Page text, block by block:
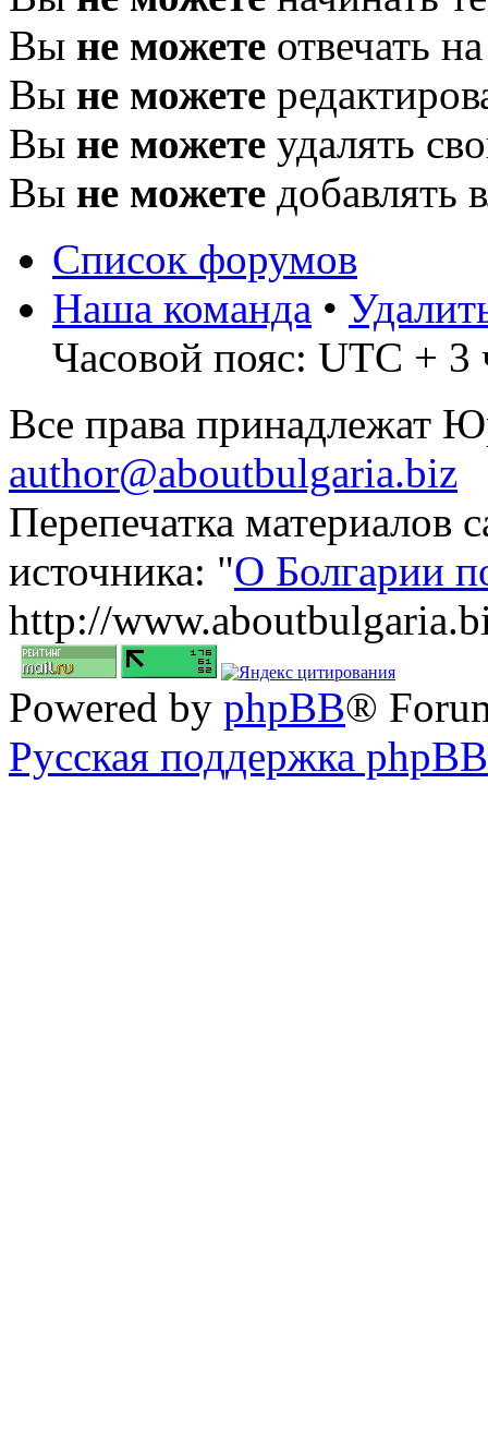
Вы не можете отвечать
Вы не можете
Вы не можете удалять
Вы не можете добавлять
Список форумов
Наша команда •
Часовой пояс: UTC + 3
Все права принадлежат
author@aboutbulgaria.biz
Перепечатка материалов
источника: "О Болгарии
http://
Powered by phpBB®
Русская поддержка phpBB